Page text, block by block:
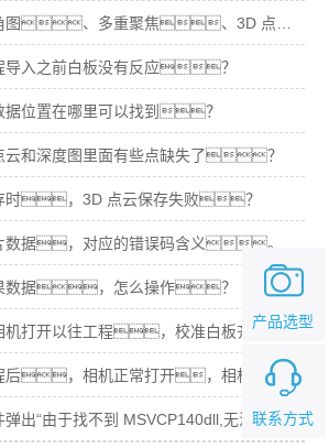
2.20. 基准视角图、多重聚焦、3D 点云图都为纯白，深度图为最低颜色纯色？
导入之前白板没有反应？
据位置在哪里可以找到？
云和深度图里面有些点缺失了？
时，3D 点云保存失败？
数据，对应的错误码含义。
数据，怎么操作？
2.27. 不连接相机打开以往工程，校准白板齐全，导入原图计算不出数据？
2.28. 新建工程后，相机正常打开，相机视图有视频流，拍照算不出数据？
2.29. 双击软件弹出“由于找不到 MSVCP140dll,无法继续执行代码，需要安装程序可 能会解决此问题.”窗口？
联系方式
产品选型